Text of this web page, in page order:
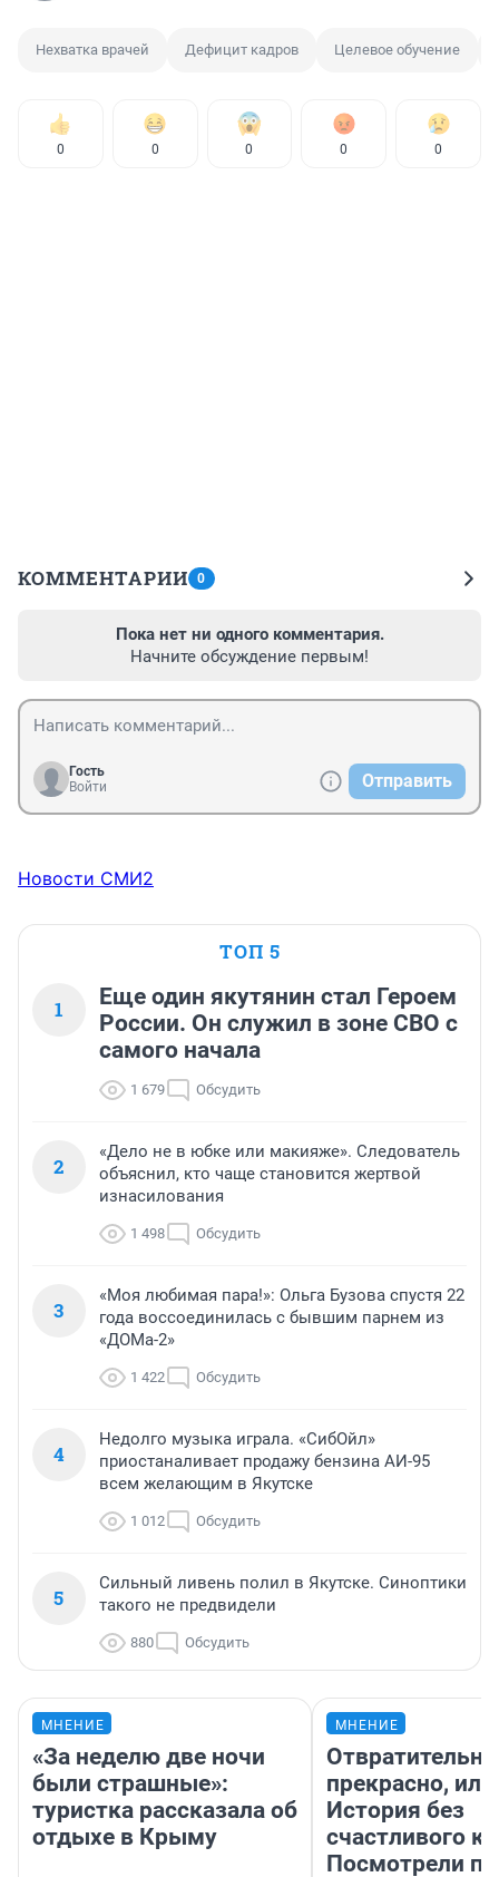
Нехватка врачей Дефицит кадров Целевое обучение
0 0 0 0 0
КОММЕНТАРИИ 0
Пока нет ни одного комментария.
Начните обсуждение первым!
Гость
Войти
Отправить
Новости СМИ2
ТОП 5
1
Еще один якутянин стал Героем
России. Он служил в зоне СВО с
самого начала
1 679 Обсудить
2
«Дело не в юбке или макияже». Следователь
объяснил, кто чаще становится жертвой
изнасилования
1 498 Обсудить
3
«Моя любимая пара!»: Ольга Бузова спустя 22
года воссоединилась с бывшим парнем из
«ДОМа-2»
1 422 Обсудить
4
Недолго музыка играла. «СибОйл»
приостаналивает продажу бензина АИ-95
всем желающим в Якутске
1 012 Обсудить
5
Сильный ливень полил в Якутске. Синоптики
такого не предвидели
880 Обсудить
МНЕНИЕ
«За неделю две ночи
были страшные»:
туристка рассказала об
отдыхе в Крыму
МНЕНИЕ
Отвратительно
прекрасно, или
История без
счастливого
Посмотрели